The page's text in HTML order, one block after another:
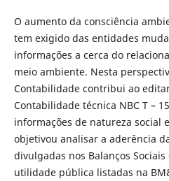
O aumento da consciência
tem exigido das entidades
informações a cerca do
meio ambiente. Nesta
Contabilidade contribui ao
Contabilidade técnica NBC T –
informações de natureza social
objetivou analisar a aderência
divulgadas nos Balanços
utilidade pública listadas na